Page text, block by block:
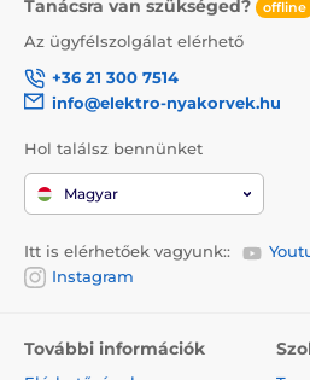
Tanácsra van szükséged? offline
Az ügyfélszolgálat elérhető
+36 21 300 7514
info@elektro-nyakorvek.hu
Hol találsz bennünket
Magyar
Itt is elérhetőek vagyunk::
Instagram
További információk